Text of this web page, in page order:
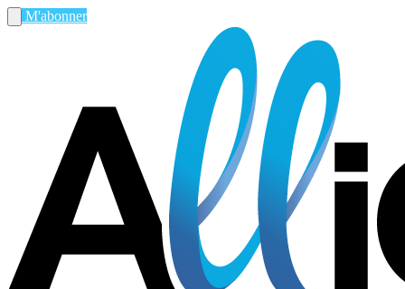
M'abonner